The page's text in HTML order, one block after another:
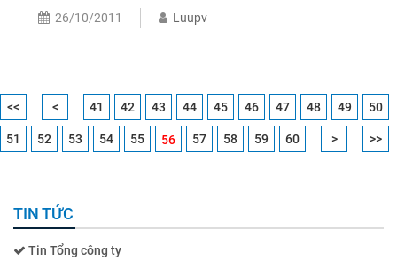
26/10/2011 Luupv
<< < 41 42 43 44 45 46 47 48 49 50
51 52 53 54 55 56 57 58 59 60 > >>
TIN TỨC
Tin Tổng công ty